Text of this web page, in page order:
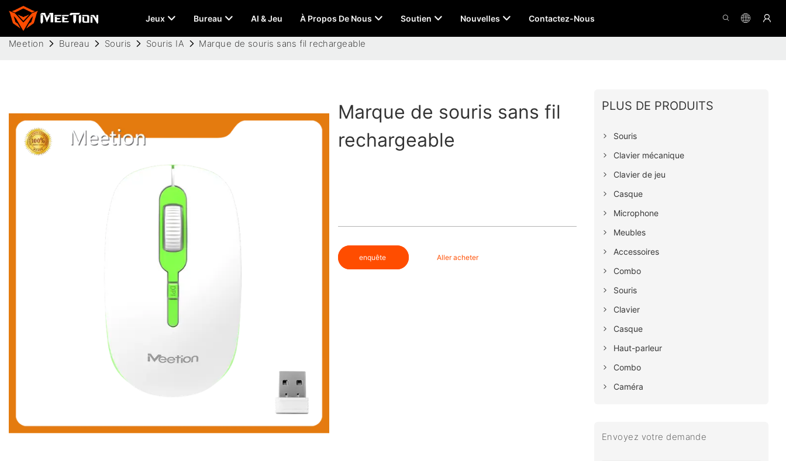
Jeux Bureau AI & Jeu À Propos De Nous Soutien Nouvelles Contactez-Nous
Meetion Bureau Souris Souris IA Marque de souris sans fil rechargeable
Marque de souris sans fil
rechargeable
enquête Aller acheter
PLUS DE PRODUITS
Souris
Clavier mécanique
Clavier de jeu
Casque
Microphone
Meubles
Accessoires
Combo
Souris
Clavier
Casque
Haut-parleur
Combo
Caméra
Envoyez votre demande